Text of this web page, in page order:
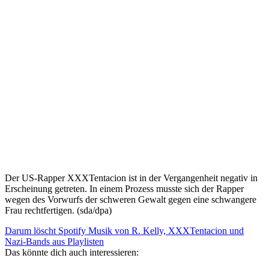
Der US-Rapper XXXTentacion ist in der Vergangenheit negativ in
Erscheinung getreten. In einem Prozess musste sich der Rapper
wegen des Vorwurfs der schweren Gewalt gegen eine schwangere
Frau rechtfertigen. (sda/dpa)
Darum löscht Spotify Musik von R. Kelly, XXXTentacion und
Nazi-Bands aus Playlisten
Das könnte dich auch interessieren: